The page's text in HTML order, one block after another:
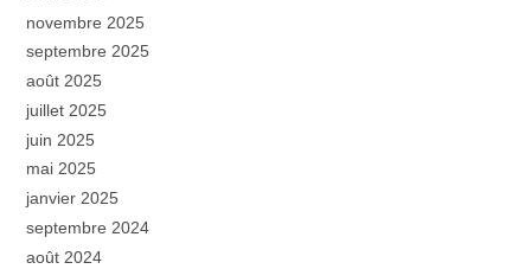
novembre 2025
septembre 2025
août 2025
juillet 2025
juin 2025
mai 2025
janvier 2025
septembre 2024
août 2024